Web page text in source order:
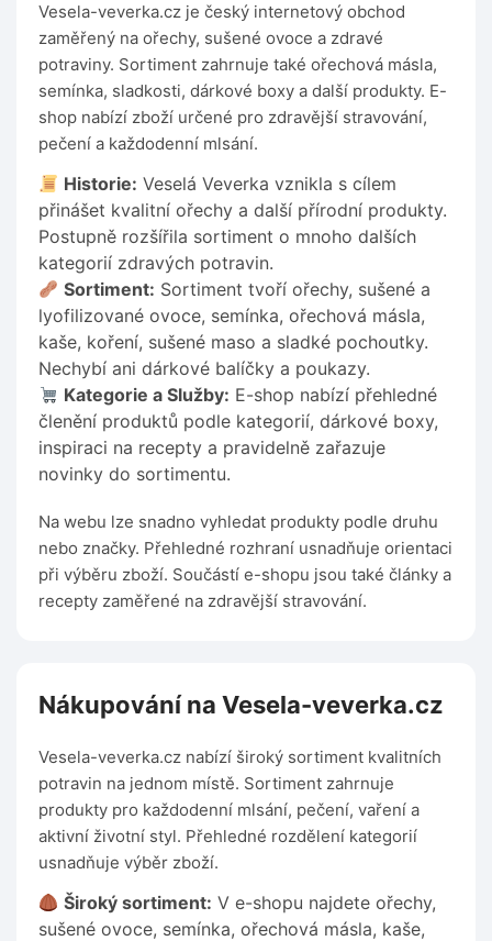
Vesela-veverka.cz je český internetový obchod
zaměřený na ořechy, sušené ovoce a zdravé
potraviny. Sortiment zahrnuje také ořechová másla,
semínka, sladkosti, dárkové boxy a další produkty. E-
shop nabízí zboží určené pro zdravější stravování,
pečení a každodenní mlsání.
Historie: Veselá Veverka vznikla s cílem
přinášet kvalitní ořechy a další přírodní produkty.
Postupně rozšířila sortiment o mnoho dalších
kategorií zdravých potravin.
Sortiment: Sortiment tvoří ořechy, sušené a
lyofilizované ovoce, semínka, ořechová másla,
kaše, koření, sušené maso a sladké pochoutky.
Nechybí ani dárkové balíčky a poukazy.
Kategorie a Služby: E-shop nabízí přehledné
členění produktů podle kategorií, dárkové boxy,
inspiraci na recepty a pravidelně zařazuje
novinky do sortimentu.
Na webu lze snadno vyhledat produkty podle druhu
nebo značky. Přehledné rozhraní usnadňuje orientaci
při výběru zboží. Součástí e-shopu jsou také články a
recepty zaměřené na zdravější stravování.
Nákupování na Vesela-veverka.cz
Vesela-veverka.cz nabízí široký sortiment kvalitních
potravin na jednom místě. Sortiment zahrnuje
produkty pro každodenní mlsání, pečení, vaření a
aktivní životní styl. Přehledné rozdělení kategorií
usnadňuje výběr zboží.
Široký sortiment: V e-shopu najdete ořechy,
sušené ovoce, semínka, ořechová másla, kaše,